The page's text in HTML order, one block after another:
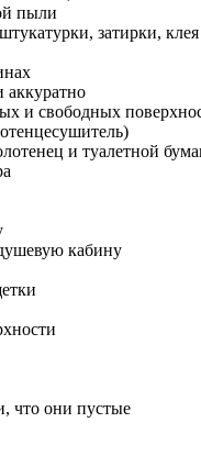
пыли
затирки,
аккуратно
и свободных
и туалетной
кабину
что они пустые